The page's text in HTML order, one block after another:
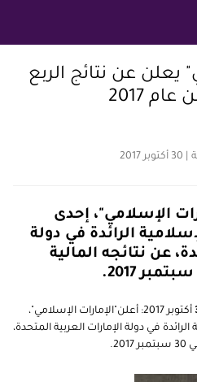
يعلن عن نتائج الربع
2017
الإسلامي"، إحدى
الرائدة في دولة
عن نتائجه المالية
أكتوبر 2017: أعلن"الإمارات الإسلامي"،
في دولة الإمارات العربية المتحدة،